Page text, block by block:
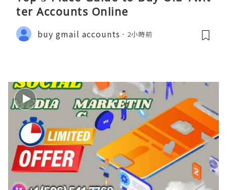
ter Accounts Online
buy gmail accounts 2小時前